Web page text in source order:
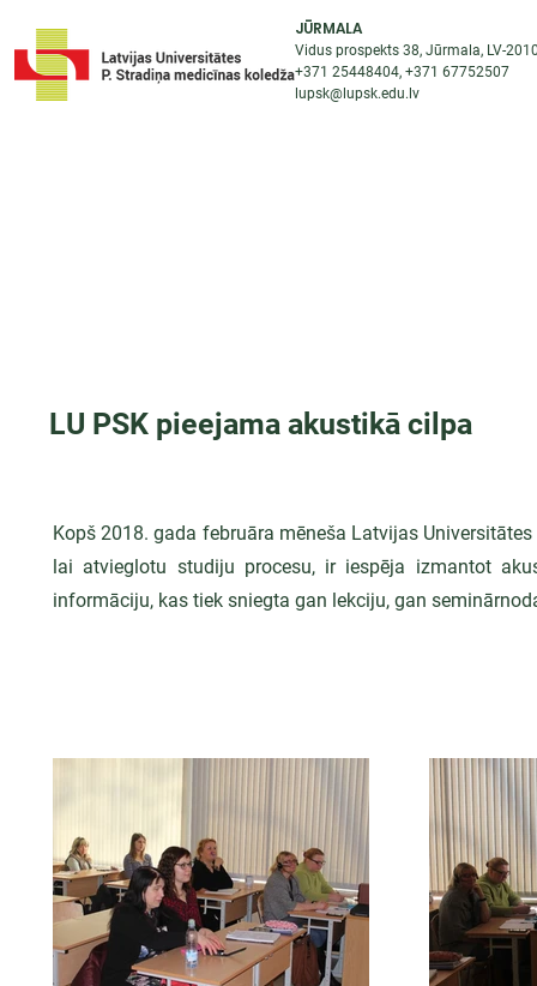
JŪRMALA
Vidus prospekts 38, Jūrmala, LV-
+371 25448404, +371 67752507
lupsk@lupsk.edu.lv
LU PSK pieejama akustikā cilpa
Kopš 2018. gada februāra mēneša Latvijas
lai atvieglotu studiju procesu, ir iespēja izmantot
informāciju, kas tiek sniegta gan lekciju, gan